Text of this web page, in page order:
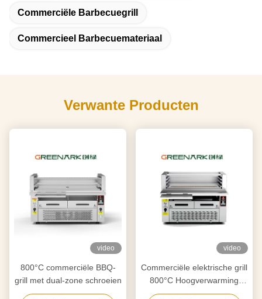
Commerciële Barbecuegrill
Commercieel Barbecuemateriaal
Verwante Producten
video
800°C commerciële BBQ-
grill met dual-zone schroeien
video
Commerciële elektrische grill
800°C Hoogverwarming
6,5kW CE-gecertificeerd